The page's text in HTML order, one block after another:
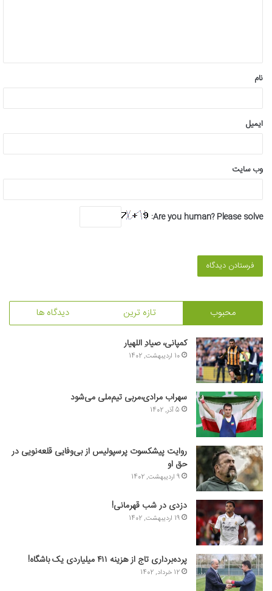
*
نام
ایمیل
وب‌ سایت
Are you human? Please solve:
محبوب تازه ترین دیدگاه ها
کمپانی، صیادِ اللهیار
10 اردیبهشت, 1402
سهراب مرادی،مربی تیم‌ملی می‌شود
5 آذر, 1402
روایت پیشکسوت پرسپولیس از بی‌وفایی قلعه‌نویی در
حق او
9 اردیبهشت, 1402
دزدی در شب قهرمانی!
19 اردیبهشت, 1402
پرده‌برداری تاج از هزینه ۴۱۱ میلیاردی یک باشگاه!
12 خرداد, 1402